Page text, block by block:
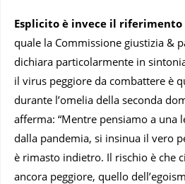
Esplicito è invece il riferimento
quale la Commissione giustizia &
dichiara particolarmente in
il virus peggiore da combattere è
durante l’omelia della seconda
afferma: “Mentre pensiamo a una
dalla pandemia, si insinua il vero
è rimasto indietro. Il rischio è che
ancora peggiore, quello